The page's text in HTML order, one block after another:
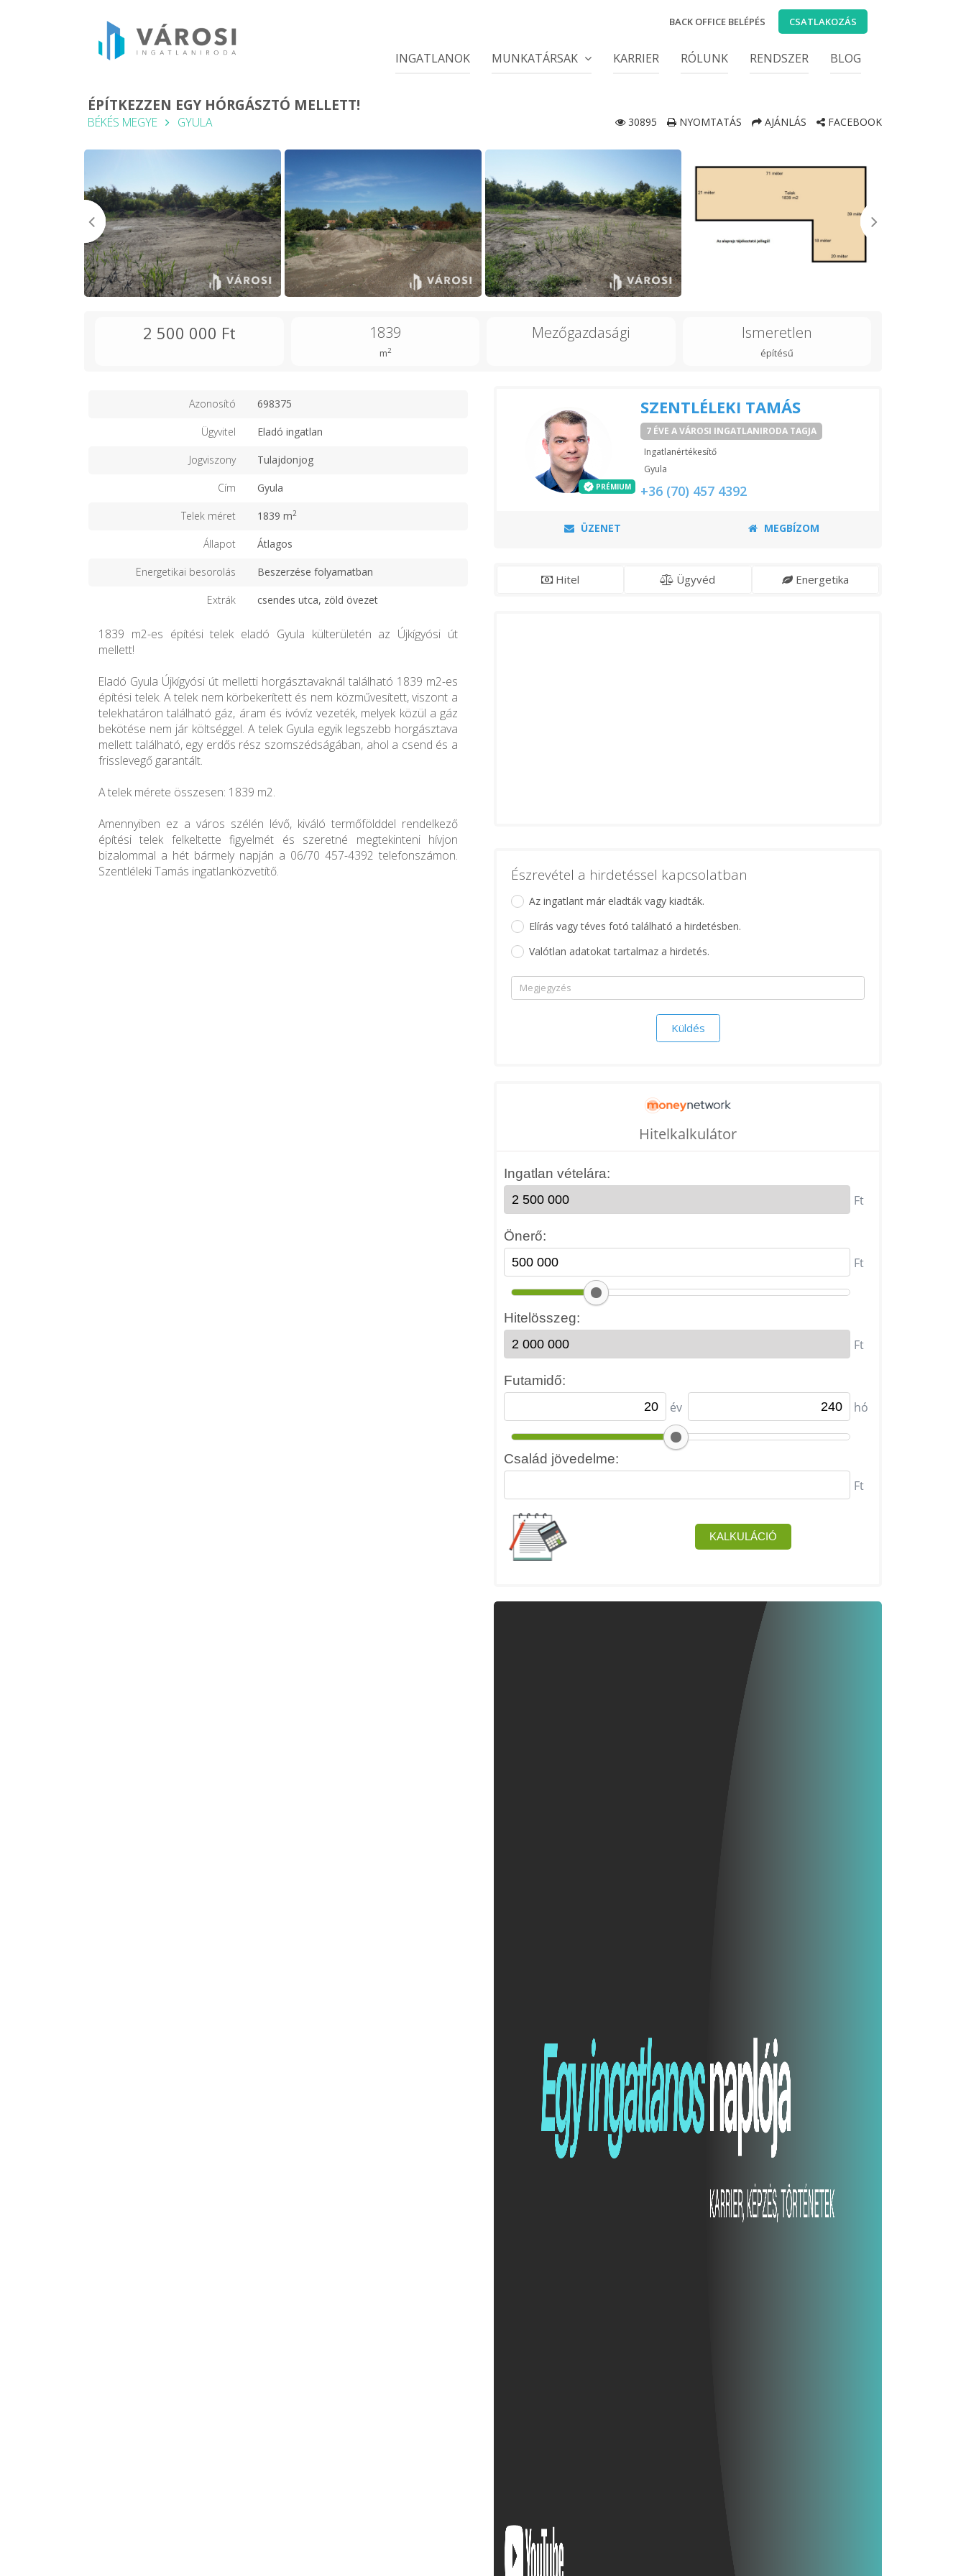
BACK OFFICE BELÉPÉS CSATLAKOZÁS
INGATLANOK MUNKATÁRSAK KARRIER RÓLUNK RENDSZER BLOG
ÉPÍTKEZZEN EGY HÓRGÁSZTÓ MELLETT!
BÉKÉS MEGYE GYULA 30895 NYOMTATÁS AJÁNLÁS FACEBOOK
2 500 000 Ft 1839
m2
Mezőgazdasági Ismeretlen
építésű
Azonosító 698375
Ügyvitel Eladó ingatlan
Jogviszony Tulajdonjog
Cím Gyula
Telek méret 1839 m2
Állapot Átlagos
Energetikai besorolás Beszerzése folyamatban
Extrák csendes utca, zöld övezet
1839 m2-es építési telek eladó Gyula külterületén az Újkígyósi út
mellett!
Eladó Gyula Újkígyósi út melletti horgásztavaknál található 1839 m2-es
építési telek. A telek nem körbekerített és nem közművesített, viszont a
telekhatáron található gáz, áram és ivóvíz vezeték, melyek közül a gáz
bekötése nem jár költséggel. A telek Gyula egyik legszebb horgásztava
mellett található, egy erdős rész szomszédságában, ahol a csend és a
frisslevegő garantált.
A telek mérete összesen: 1839 m2.
Amennyiben ez a város szélén lévő, kiváló termőfölddel rendelkező
építési telek felkeltette figyelmét és szeretné megtekinteni hívjon
bizalommal a hét bármely napján a 06/70 457-4392 telefonszámon.
Szentléleki Tamás ingatlanközvetítő.
PRÉMIUM
SZENTLÉLEKI TAMÁS
7 ÉVE A VÁROSI INGATLANIRODA TAGJA
Ingatlanértékesítő
Gyula
+36 (70) 457 4392
ÜZENET MEGBÍZOM
Hitel Ügyvéd Energetika
Észrevétel a hirdetéssel kapcsolatban
Az ingatlant már eladták vagy kiadták.
Elírás vagy téves fotó található a hirdetésben.
Valótlan adatokat tartalmaz a hirdetés.